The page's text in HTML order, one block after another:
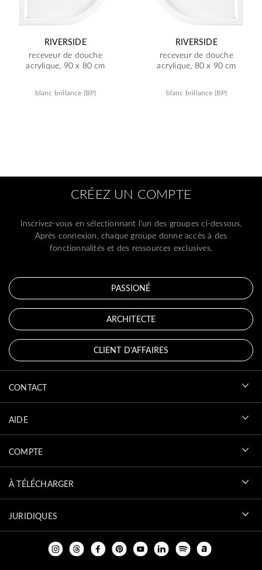
RIVERSIDE
receveur de douche
acrylique, 90 x 80 cm
blanc brillance (BP)
RIVERSIDE
receveur de douche
acrylique, 80 x 90 cm
blanc brillance (BP)
CRÉEZ UN COMPTE
Inscrivez-vous en sélectionnant l'un des groupes ci-dessous.
Après connexion, chaque groupe donne accès à des
fonctionnalités et des ressources exclusives.
PASSIONÉ
ARCHITECTE
CLIENT D’AFFAIRES
CONTACT
AIDE
COMPTE
À TÉLÉCHARGER
JURIDIQUES